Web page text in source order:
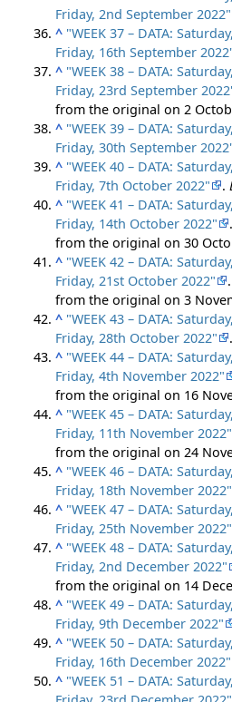
Friday, 2nd September 2022"
^ "WEEK 37 – DATA:
Friday, 16th September
^ "WEEK 38 – DATA:
Friday, 23rd September
from the original on 2
^ "WEEK 39 – DATA:
Friday, 30th September
^ "WEEK 40 – DATA:
Friday, 7th October 2022"
.
^ "WEEK 41 – DATA:
Friday, 14th October 2022"
.
from the original on 30
^ "WEEK 42 – DATA:
Friday, 21st October 2022"
.
from the original on 3
^ "WEEK 43 – DATA:
Friday, 28th October 2022"
.
^ "WEEK 44 – DATA:
Friday, 4th November 2022"
from the original on 16
^ "WEEK 45 – DATA:
Friday, 11th November 2022"
from the original on 24
^ "WEEK 46 – DATA:
Friday, 18th November 2022"
^ "WEEK 47 – DATA:
Friday, 25th November 2022"
^ "WEEK 48 – DATA:
Friday, 2nd December 2022"
from the original on 14
^ "WEEK 49 – DATA:
Friday, 9th December 2022"
^ "WEEK 50 – DATA:
Friday, 16th December 2022"
^ "WEEK 51 – DATA: